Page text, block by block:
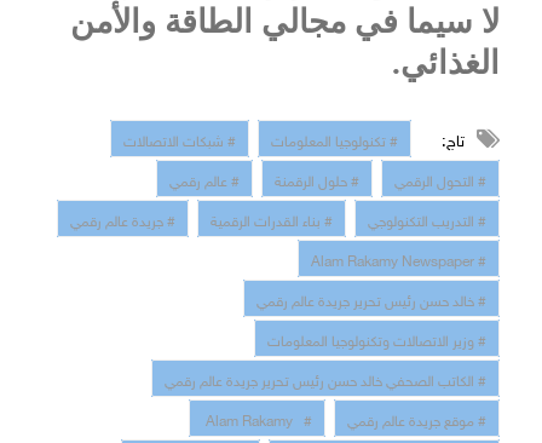
لا سيما في مجالي الطاقة والأمن
الغذائي.
تاج: # تكنولوجيا المعلومات
# شبكات الاتصالات
# التحول الرقمي
# حلول الرقمنة
# عالم رقمي
# التدريب التكنولوجي
# بناء القدرات الرقمية
# جريدة عالم رقمي
# Alam Rakamy Newspaper
# خالد حسن رئيس تحرير جريدة عالم رقمي
# وزير الاتصالات وتكنولوجيا المعلومات
# الكاتب الصحفي خالد حسن رئيس تحرير جريدة عالم رقمي
# موقع جريدة عالم رقمي
# Alam Rakamy